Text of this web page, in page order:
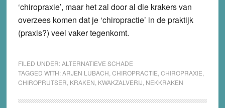
‘chiropraxie’, maar het zal door al die krakers van
overzees komen dat je ‘chiropractie’ in de praktijk
(praxis?) veel vaker tegenkomt.
FILED UNDER:ALTERNATIEVE SCHADE
TAGGED WITH:ARJEN LUBACH CHIROPRACTIE CHIROPRAXIE
CHIROPRUTSER KRAKEN KWAKZALVERIJ NEKKRAKEN